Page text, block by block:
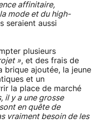
affinitaire,
mode et du high-
seraient aussi
plusieurs
», et des frais de
brique ajoutée, la jeune
et un
la place de marché
il y a une grosse
en quête de
vraiment besoin de les